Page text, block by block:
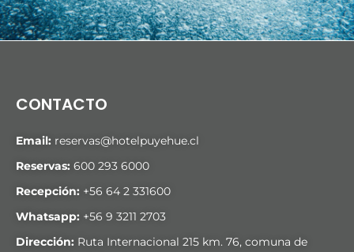
CONTACTO
Email: reservas@hotelpuyehue.cl
Reservas: 600 293 6000
Recepción: +56 64 2 331600
Whatsapp: +56 9 3211 2703
Dirección: Ruta Internacional 215 km. 76, comuna de